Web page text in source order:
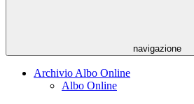
navigazione
Archivio Albo Online
Albo Online